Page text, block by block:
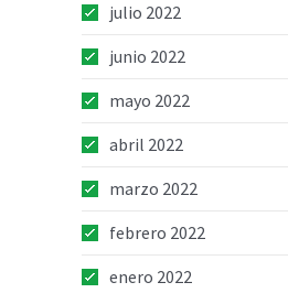
julio 2022
junio 2022
mayo 2022
abril 2022
marzo 2022
febrero 2022
enero 2022